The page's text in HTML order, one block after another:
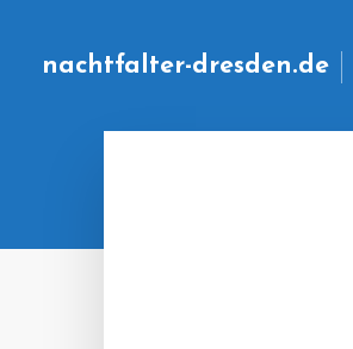
nachtfalter-dresden.de